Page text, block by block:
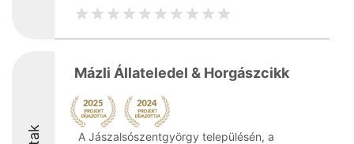
Mázli Állateledel & Horgászcikk
A Jászalsószentgyörgy településén, a